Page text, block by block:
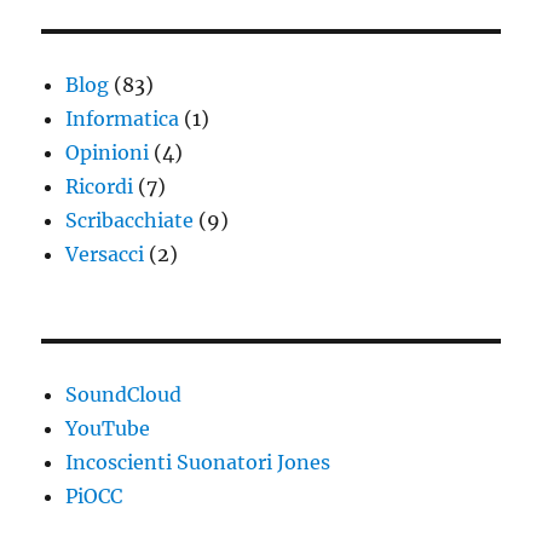
Blog (83)
Informatica (1)
Opinioni (4)
Ricordi (7)
Scribacchiate (9)
Versacci (2)
SoundCloud
YouTube
Incoscienti Suonatori Jones
PiOCC